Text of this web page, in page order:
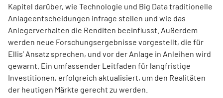
Kapitel darüber, wie Technologie und Big Data traditionelle
Anlageentscheidungen infrage stellen und wie das
Anlegerverhalten die Renditen beeinflusst. Außerdem
werden neue Forschungsergebnisse vorgestellt, die für
Ellis’ Ansatz sprechen, und vor der Anlage in Anleihen wird
gewarnt. Ein umfassender Leitfaden für langfristige
Investitionen, erfolgreich aktualisiert, um den Realitäten
der heutigen Märkte gerecht zu werden.